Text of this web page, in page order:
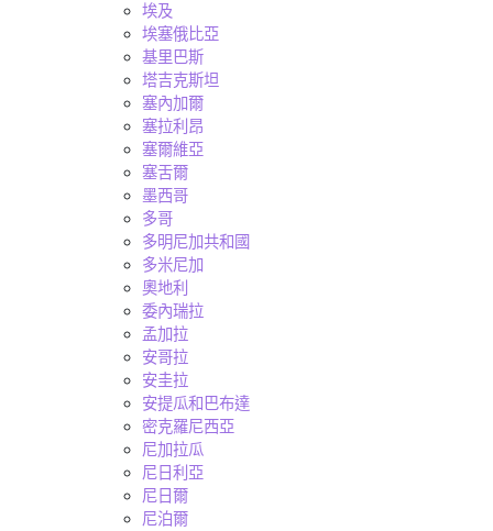
埃及
埃塞俄比亞
基里巴斯
塔吉克斯坦
塞內加爾
塞拉利昂
塞爾維亞
塞舌爾
墨西哥
多哥
多明尼加共和國
多米尼加
奧地利
委內瑞拉
孟加拉
安哥拉
安圭拉
安提瓜和巴布達
密克羅尼西亞
尼加拉瓜
尼日利亞
尼日爾
尼泊爾